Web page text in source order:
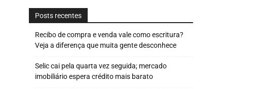
Posts recentes
Recibo de compra e venda vale como escritura?
Veja a diferença que muita gente desconhece
Selic cai pela quarta vez seguida; mercado
imobiliário espera crédito mais barato